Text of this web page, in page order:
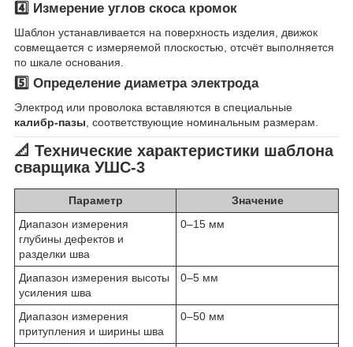
4️⃣ Измерение углов скоса кромок
Шаблон устанавливается на поверхность изделия, движок
совмещается с измеряемой плоскостью, отсчёт выполняется
по шкале основания.
5️⃣ Определение диаметра электрода
Электрод или проволока вставляются в специальные
калибр-пазы , соответствующие номинальным размерам.
📐 Технические характеристики шаблона
сварщика УШС-3
Параметр
Значение
Диапазон измерения
глубины дефектов и
разделки шва
0–15 мм
Диапазон измерения высоты
усиления шва
0–5 мм
Диапазон измерения
притупления и ширины шва
0–50 мм